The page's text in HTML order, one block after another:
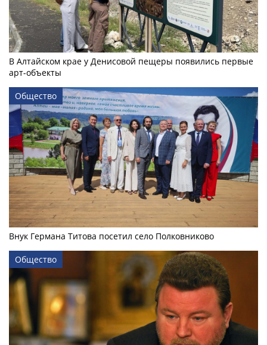
В Алтайском крае у Денисовой пещеры появились первые
арт-объекты
Общество
Внук Германа Титова посетил село Полковниково
Общество